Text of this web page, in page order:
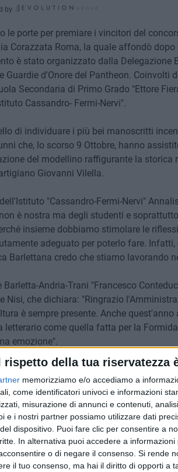
rispetto della tua riservatezza
memorizziamo e/o accediamo a
come identificatori univoci e informazioni
misurazione di annunci e contenuti,
e i nostri partner possiamo utilizzare dati
dispositivo. Puoi fare clic per consentire a
In alternativa puoi accedere a
o di negare il consenso. Si rende
il tuo consenso, ma hai il diritto di opporti a
by
le porte per premiare i vincitori del
Corazzata Roma, la quale affondò dopo
è stato organizzato dalla Delegazione
Guardie d'Onore del Pantheon. Coinvolti
Secondaria di Primo Grado "Ettore
Cassandro- Fermi-Nervi".
di individuare i più bei manoscritti
che, lo scorso 9 Ottobre, hanno
del modellino raffigurante la storica
Giovanni Vilella.
"Cassandro-Fermi-Nervi"
è nostra ma degli studenti e
insieme dobbiamo stimolare le
adeguato per poterlo fare. Infatti,
Barlettana credo che stiamo lavorando
Andria-Trani "Francesco
Nisi, che dichiara: "Ringrazio
è sempre presente. Anche quest'anno
come quella fatta per la
emozione".
che portò alla morte giovani
loro sacrificio ci ha aiutato a mantenere
è maestra di vita: sono gli uomini cattivi
gli stessi errori. Oggi venendo qui mi
la possibilità di studiare un piccolo
storia locale visto che su quella nave
Cultura Oronzo Cilli.